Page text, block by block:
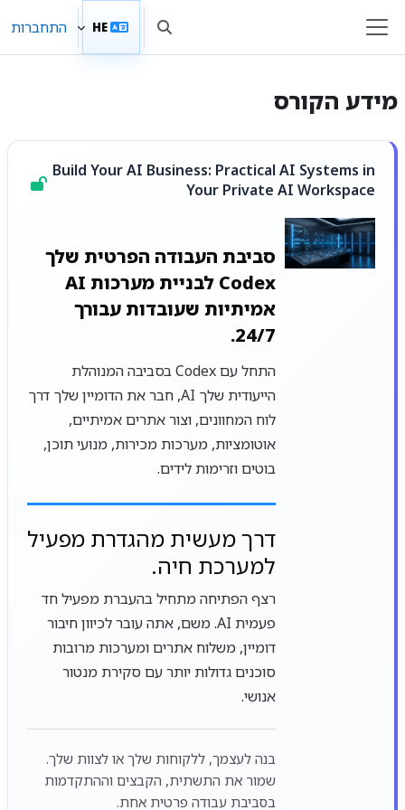
חלון סקירה צדדי הצגה או הסתרה של קלט
HE התחברות
מידע הקורס
Build Your AI Business: Practical AI Systems in
Your Private AI Workspace
סביבת העבודה הפרטית שלך
Codex לבניית מערכות AI
אמיתיות שעובדות עבורך
24/7.
התחל עם Codex בסביבה המנוהלת
הייעודית שלך AI, חבר את הדומיין שלך דרך
לוח המחוונים, וצור אתרים אמיתיים,
אוטומציות, מערכות מכירות, מנועי תוכן,
בוטים וזרימות לידים.
דרך מעשית מהגדרת מפעיל
למערכת חיה.
רצף הפתיחה מתחיל בהעברת מפעיל חד
פעמית AI. משם, אתה עובר לכיוון חיבור
דומיין, משלוח אתרים ומערכות מרובות
סוכנים גדולות יותר עם סקירת מנטור
אנושי.
בנה לעצמך, ללקוחות שלך או לצוות שלך.
שמור את התשתית, הקבצים וההתקדמות
בסביבת עבודה פרטית אחת.